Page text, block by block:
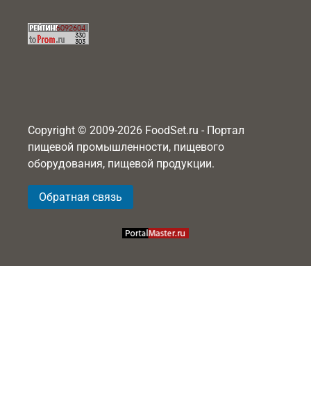
Copyright © 2009-2026 FoodSet.ru - Портал
пищевой промышленности, пищевого
оборудования, пищевой продукции.
Обратная связь